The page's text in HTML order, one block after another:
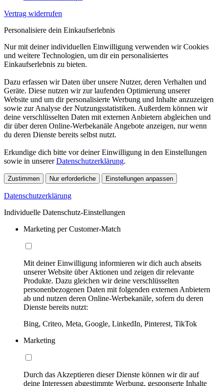
Vertrag widerrufen
Personalisiere dein Einkaufserlebnis
Nur mit deiner individuellen Einwilligung verwenden wir Cookies
und weitere Technologien, um dir ein personalisiertes
Einkaufserlebnis zu bieten.
Dazu erfassen wir Daten über unsere Nutzer, deren Verhalten und
Geräte. Diese nutzen wir zur laufenden Optimierung unserer
Website und um dir personalisierte Werbung und Inhalte anzuzeigen
sowie zur Analyse der Nutzungsstatistiken. Außerdem können wir
deine verschlüsselten Daten mit externen Anbietern abgleichen und
dir über deren Online-Werbekanäle Angebote anzeigen, nur wenn
du deren Dienste bereits selbst nutzt.
Erkundige dich bitte vor deiner Einwilligung in den Einstellungen
sowie in unsererDatenschutzerklärung.
Zustimmen Nur erforderliche Einstellungen anpassen
Datenschutzerklärung
Individuelle Datenschutz-Einstellungen
Marketing per Customer-Match
Mit deiner Einwilligung informieren wir dich auch abseits
unserer Website über Aktionen und zeigen dir relevante
Produkte. Dazu gleichen wir deine verschlüsselten
personenbezogenen Daten mit folgenden externen Anbietern
ab und nutzen deren Online-Werbekanäle, sofern du deren
Dienste bereits nutzt:
Bing, Criteo, Meta, Google, LinkedIn, Pinterest, TikTok
Marketing
Durch das Akzeptieren dieser Dienste können wir dir auf
deine Interessen abgestimmte Werbung, gesponserte Inhalte